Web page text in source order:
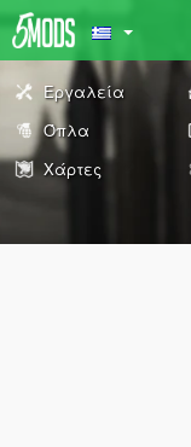
Εργαλεία
Όπλα
Χάρτες